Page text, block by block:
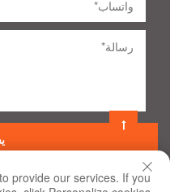
provide our services. If you